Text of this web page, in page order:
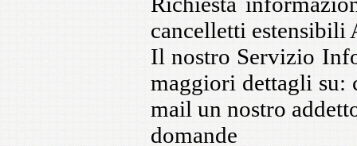
cancelletti estensibili
Il nostro Servizio
maggiori dettagli su:
mail un nostro
domande